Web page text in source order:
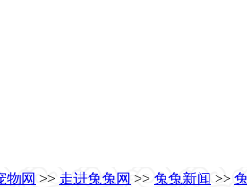
物网 >> 走进兔兔网 >> 兔兔新闻 >>